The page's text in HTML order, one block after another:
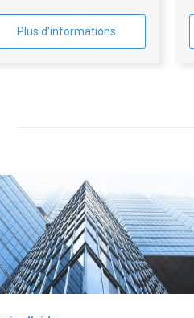
Plus d'informations